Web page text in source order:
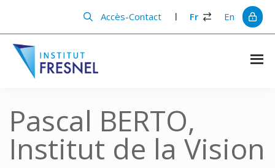
principal
barre
principale
Accès-Contact Fr En
Institut
en
photonique
Pascal BERTO,
Institut de la Vision